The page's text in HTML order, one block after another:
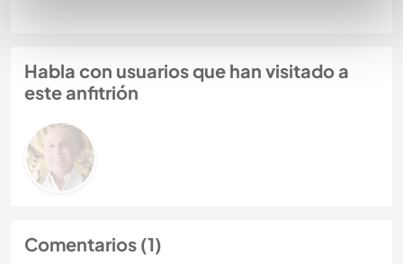
Habla con usuarios que han visitado a
este anfitrión
Comentarios (1)